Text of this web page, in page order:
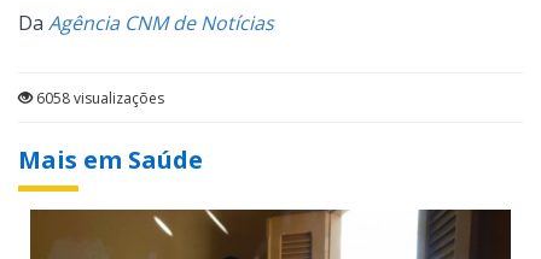
Da Agência CNM de Notícias
6058 visualizações
Mais em Saúde